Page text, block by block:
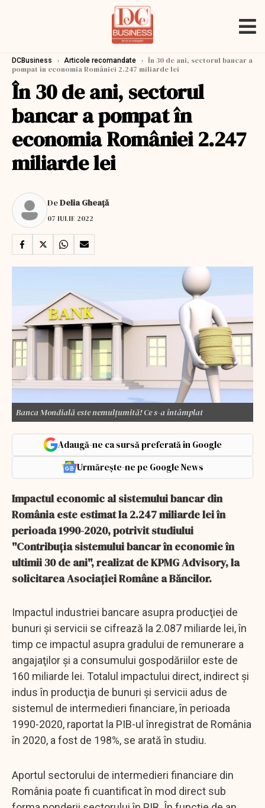
DCBusiness › Articole recomandate › În 30 de ani, sectorul bancar a
pompat în economia României 2.247 miliarde lei
În 30 de ani, sectorul
bancar a pompat în
economia României 2.247
miliarde lei
DeDelia Gheață
07 IULIE 2022
Banca Mondială este nemulţumită! Ce s-a întâmplat
Adaugă-ne ca sursă preferată în Google
Urmărește-ne pe Google News
Impactul economic al sistemului bancar din
România este estimat la 2.247 miliarde lei în
perioada 1990-2020, potrivit studiului
''Contribuţia sistemului bancar în economie în
ultimii 30 de ani'', realizat de KPMG Advisory, la
solicitarea Asociaţiei Române a Băncilor.
Impactul industriei bancare asupra producţiei de
bunuri şi servicii se cifrează la 2.087 miliarde lei, în
timp ce impactul asupra gradului de remunerare a
angajaţilor şi a consumului gospodăriilor este de
160 miliarde lei. Totalul impactului direct, indirect şi
indus în producţia de bunuri şi servicii adus de
sistemul de intermedieri financiare, în perioada
1990-2020, raportat la PIB-ul înregistrat de România
în 2020, a fost de 198%, se arată în studiu.
Aportul sectorului de intermedieri financiare din
România poate fi cuantificat în mod direct sub